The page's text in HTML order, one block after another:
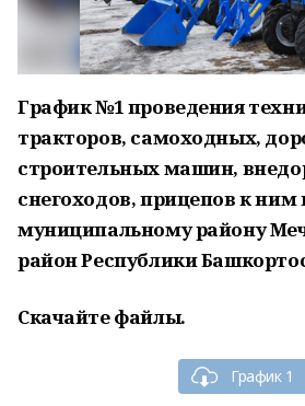
График №1проведения
тракторов, самоходных,
строительных машин,
снегоходов, прицепов к ним
муниципальному району
район Республики
Скачайте файлы.
График 1